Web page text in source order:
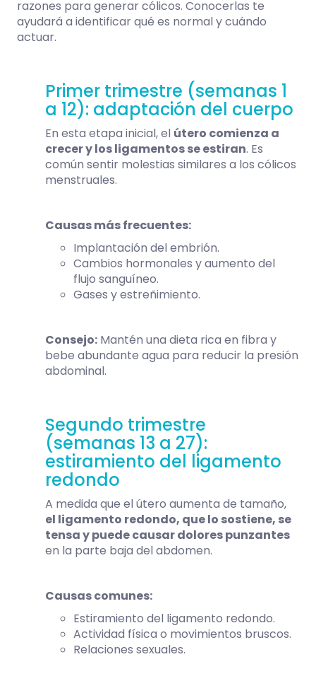
razones para generar cólicos. Conocerlas te
ayudará a identificar qué es normal y cuándo
actuar.
Primer trimestre (semanas 1
a 12): adaptación del cuerpo
En esta etapa inicial, el útero comienza a
crecer y los ligamentos se estiran. Es
común sentir molestias similares a los cólicos
menstruales.
Causas más frecuentes:
Implantación del embrión.
Cambios hormonales y aumento del
flujo sanguíneo.
Gases y estreñimiento.
Consejo: Mantén una dieta rica en fibra y
bebe abundante agua para reducir la presión
abdominal.
Segundo trimestre
(semanas 13 a 27):
estiramiento del ligamento
redondo
A medida que el útero aumenta de tamaño,
el ligamento redondo, que lo sostiene, se
tensa y puede causar dolores punzantes
en la parte baja del abdomen.
Causas comunes:
Estiramiento del ligamento redondo.
Actividad física o movimientos bruscos.
Relaciones sexuales.